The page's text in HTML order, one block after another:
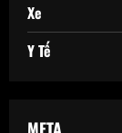
Xe
Y Tế
META